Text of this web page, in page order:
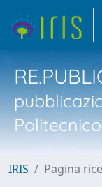
IRIS Pagina